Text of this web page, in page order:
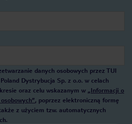
danych osobowych przez TUI
Dystrybucja Sp. z o.o. w celach
oraz celu wskazanym w „Informacji o
, poprzez elektroniczną formę
z użyciem tzw. automatycznych